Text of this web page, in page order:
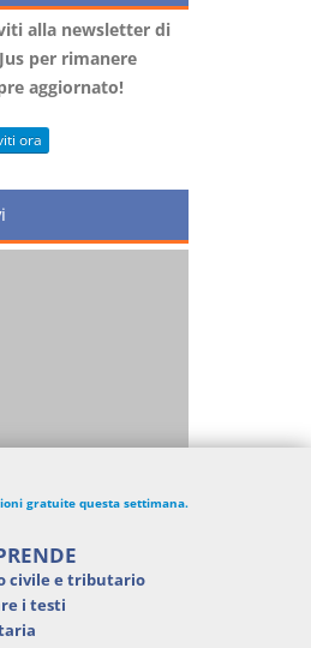
alla newsletter di
per rimanere
aggiornato!
ora
gratuite questa settimana.
civile e tributario
i testi